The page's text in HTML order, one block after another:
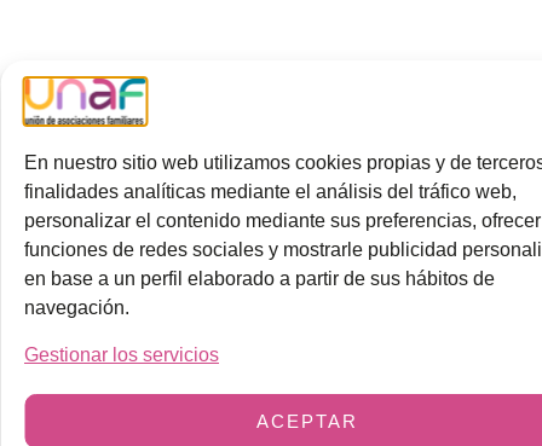
En nuestro sitio web utilizamos cookies propias y de
finalidades analíticas mediante el análisis del tráfico web,
personalizar el contenido mediante sus preferencias, ofrecer
funciones de redes sociales y mostrarle publicidad
en base a un perfil elaborado a partir de sus hábitos de
navegación.
Gestionar los servicios
ACEPTAR